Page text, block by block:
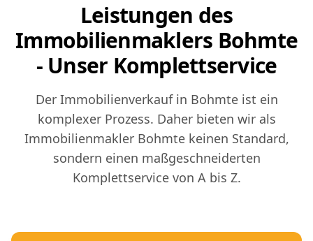
Leistungen des
Immobilienmaklers Bohmte
- Unser Komplettservice
Der Immobilienverkauf in Bohmte ist ein
komplexer Prozess. Daher bieten wir als
Immobilienmakler Bohmte keinen Standard,
sondern einen maßgeschneiderten
Komplettservice von A bis Z.